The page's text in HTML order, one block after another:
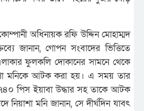
অধিনায়ক রফি উদ্দিন মোহাম্মদ
জানান, গোপন সংবাদের ভিত্তিতে
ফুলকলি দোকানের সামনে থেকে
মনিকে আটক করা হয়। এ সময় তার
পিস ইয়াবা উদ্ধার সহ তাকে আটক
নিয়াশা মনি জানান, সে দীর্ঘদিন যাবৎ